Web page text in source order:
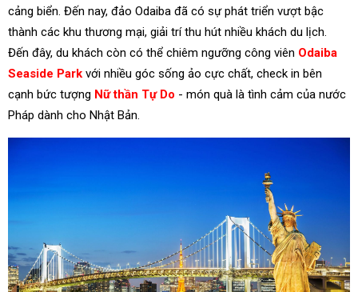
cảng biển. Đến nay, đảo Odaiba đã có sự phát triển vượt bậc
thành các khu thương mại, giải trí thu hút nhiều khách du lịch.
Đến đây, du khách còn có thể chiêm ngưỡng công viên Odaiba
Seaside Park với nhiều góc sống ảo cực chất, check in bên
cạnh bức tượng Nữ thần Tự Do - món quà là tình cảm của nước
Pháp dành cho Nhật Bản.